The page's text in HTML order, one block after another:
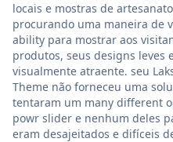
locais e mostras de
procurando uma maneira de
ability para mostrar aos
produtos, seus designs leves
visualmente atraente. seu
Theme não forneceu uma
tentaram um many different
powr slider e nenhum deles
eram desajeitados e difíceis